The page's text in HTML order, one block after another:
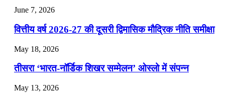
June 7, 2026
वित्तीय वर्ष 2026-27 की दूसरी द्विमासिक मौद्रिक नीति समीक्षा
May 18, 2026
तीसरा ‘भारत-नॉर्डिक शिखर सम्मेलन’ ओस्लो में संपन्न
May 13, 2026